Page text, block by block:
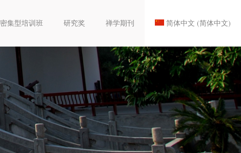
密集型培训班 研究奖 禅学期刊 简体中文 (简体中文)